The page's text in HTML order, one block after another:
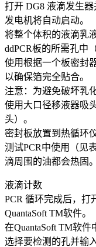
打开 DG8 液滴发生
发电机将自动启动。
将整个体积的液滴乳
ddPCR板的所需孔中
使用根据一个板密封
以确保箔完全贴合。
注意：为避免破坏乳
使用大口径移液器吸
头）。
密封板放置到热循环
测试PCR中使用（见
滴周围的油都会热固。
液滴计数
PCR 循环完成后，打
QuantaSoft TM软件。
在QuantaSoft TM软
选择要检测的孔并输